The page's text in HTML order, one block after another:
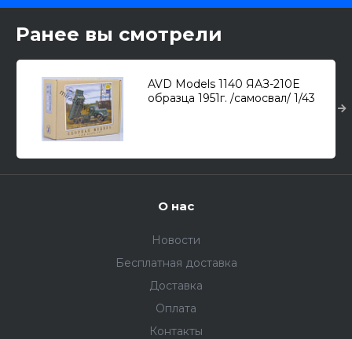
Ранее вы смотрели
AVD Models 1140 ЯАЗ-210Е
образца 1951г. /самосвал/ 1/43
О нас
Новости
Бесплатная доставка
Доставка
Оплата
Контакты